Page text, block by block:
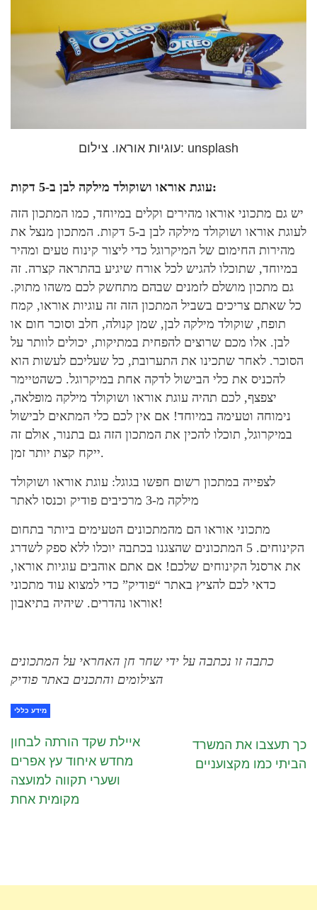
עוגיות אוראו. צילום: unsplash
עוגת אוראו ושוקולד מילקה לבן ב-5 דקות:
יש גם מתכוני אוראו מהירים וקלים במיוחד, כמו המתכון הזה
לעוגת אוראו ושוקולד מילקה לבן ב-5 דקות. המתכון מנצל את
מהירות החימום של המיקרוגל כדי ליצור קינוח טעים ומהיר
במיוחד, שתוכלו להגיש לכל אורח שיגיע בהתראה קצרה. זה
גם מתכון מושלם לזמנים שבהם מתחשק לכם משהו מתוק.
כל שאתם צריכים בשביל המתכון הזה זה עוגיות אוראו, קמח
תופח, שוקולד מילקה לבן, שמן קנולה, חלב וסוכר חום או
לבן. אלו מכם שרוצים להפחית במתיקות, יכולים לוותר על
הסוכר. לאחר שתכינו את התערובת, כל שעליכם לעשות הוא
להכניס את כלי הבישול לדקה אחת במיקרוגל. כשהטיימר
יצפצף, לכם תהיה עוגת אוראו ושוקולד מילקה מופלאה,
נימוחה וטעימה במיוחד! אם אין לכם כלי המתאים לבישול
במיקרוגל, תוכלו להכין את המתכון הזה גם בתנור, אולם זה
ייקח קצת יותר זמן.
לצפייה במתכון רשום חפשו בגוגל: עוגת אוראו ושוקולד
מילקה מ-3 מרכיבים פודיק וכנסו לאתר
מתכוני אוראו הם מהמתכונים הטעימים ביותר בתחום
הקינוחים. 5 המתכונים שהצגנו בכתבה יוכלו ללא ספק לשדרג
את ארסנל הקינוחים שלכם! אם אתם אוהבים עוגיות אוראו,
כדאי לכם להציץ באתר “פודיק” כדי למצוא עוד מתכוני
אוראו נהדרים. שיהיה בתיאבון!
כתבה זו נכתבה על ידי שחר חן האחראי על המתכונים
הצילומים והתכנים באתר פודיק
מידע כללי
איילת שקד הורתה לבחון
מחדש איחוד עץ אפרים
ושערי תקווה למועצה
מקומית אחת
כך תעצבו את המשרד
הביתי כמו מקצועניים